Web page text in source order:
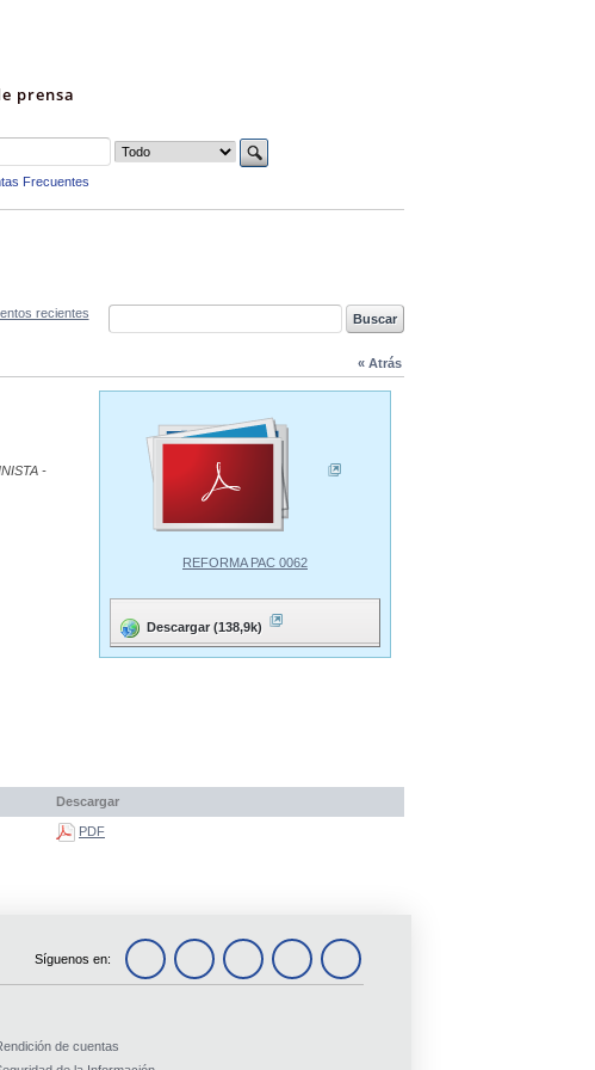
prensa
Frecuentes
recientes
« Atrás
-
REFORMA PAC 0062
Descargar (138,9k)
Descargar
PDF
Síguenos en:
de cuentas